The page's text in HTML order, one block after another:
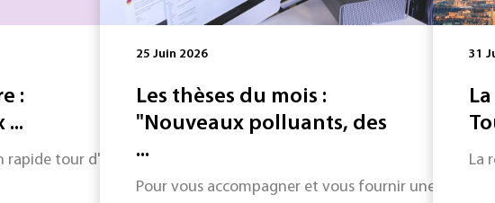
:
...
rapide tour d'horizon sur les informations qui feront l'actualité
25 Juin 2026
Les thèses du mois :
"Nouveaux polluants, des
...
Pour vous accompagner et vous fournir une
31
La